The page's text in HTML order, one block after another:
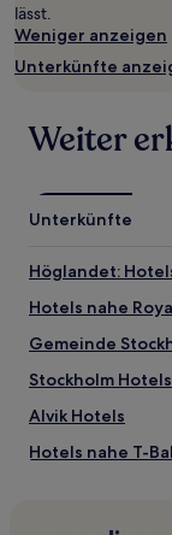
gefunden
wurde.
Preise
können
sich
Es
können
gelten.
lässt.
Weniger anzeigen
Unterkünfte
Weiter
Unterkünfte
Höglandet:
Hotels nahe
Gemeinde
Stockholm Hotels
Alvik Hotels
Hotels nahe T-